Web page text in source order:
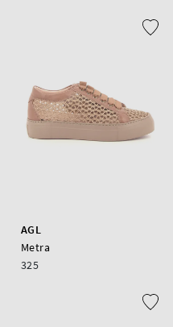
AGL
Metra
325